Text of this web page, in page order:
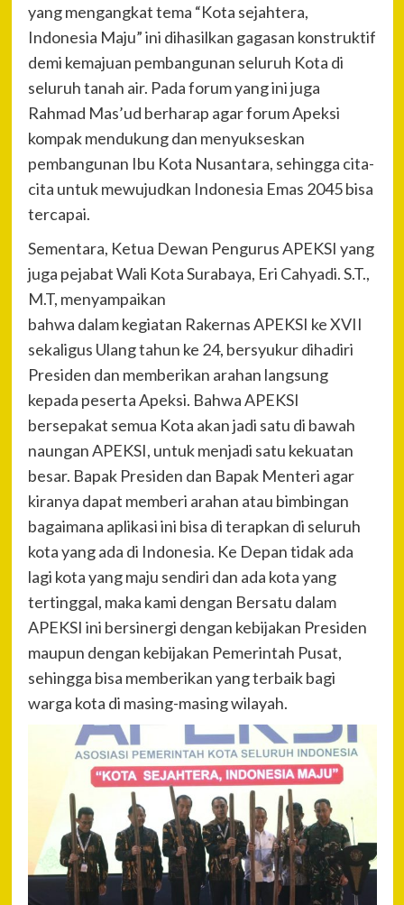
yang mengangkat tema “Kota sejahtera,
Indonesia Maju” ini dihasilkan gagasan konstruktif
demi kemajuan pembangunan seluruh Kota di
seluruh tanah air. Pada forum yang ini juga
Rahmad Mas’ud berharap agar forum Apeksi
kompak mendukung dan menyukseskan
pembangunan Ibu Kota Nusantara, sehingga cita-
cita untuk mewujudkan Indonesia Emas 2045 bisa
tercapai.
Sementara, Ketua Dewan Pengurus APEKSI yang
juga pejabat Wali Kota Surabaya, Eri Cahyadi. S.T.,
M.T, menyampaikan
bahwa dalam kegiatan Rakernas APEKSI ke XVII
sekaligus Ulang tahun ke 24, bersyukur dihadiri
Presiden dan memberikan arahan langsung
kepada peserta Apeksi. Bahwa APEKSI
bersepakat semua Kota akan jadi satu di bawah
naungan APEKSI, untuk menjadi satu kekuatan
besar. Bapak Presiden dan Bapak Menteri agar
kiranya dapat memberi arahan atau bimbingan
bagaimana aplikasi ini bisa di terapkan di seluruh
kota yang ada di Indonesia. Ke Depan tidak ada
lagi kota yang maju sendiri dan ada kota yang
tertinggal, maka kami dengan Bersatu dalam
APEKSI ini bersinergi dengan kebijakan Presiden
maupun dengan kebijakan Pemerintah Pusat,
sehingga bisa memberikan yang terbaik bagi
warga kota di masing-masing wilayah.